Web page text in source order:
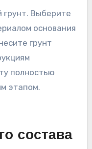
грунт. Выберите
основания
грунт
полностью
этапом.
состава